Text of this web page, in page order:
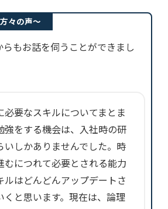
々の声～
もお話を伺うことができまし
必要なスキルについてまとま
強をする機会は、入社時の研
いしかありませんでした。時
むにつれて必要とされる能力
ルはどんどんアップデートさ
くと思います。現在は、論理